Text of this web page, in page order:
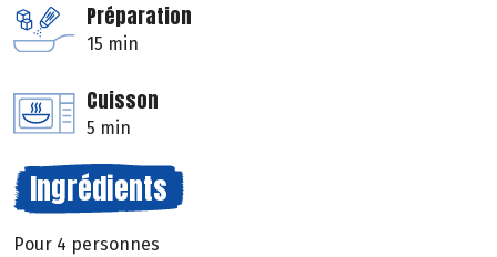
Préparation
15 min
Cuisson
5 min
Ingrédients
Pour 4 personnes